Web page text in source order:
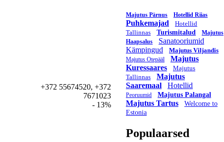
+372 55674520, +372
7671023
- 13%
Majutus Pärnus Hotellid Riias
Puhkemajad
Hotellid
Tallinnas
Turismitalud
Majutus
Haapsalus
Sanatooriumid
Kämpingud
Majutus Viljandis
Majutus Otepääl
Majutus
Kuressaares
Majutus
Tallinnas
Majutus
Saaremaal
Hotellid
Peoruumid Majutus Palangal
Majutus Tartus
Welcome to
Estonia
Populaarsed